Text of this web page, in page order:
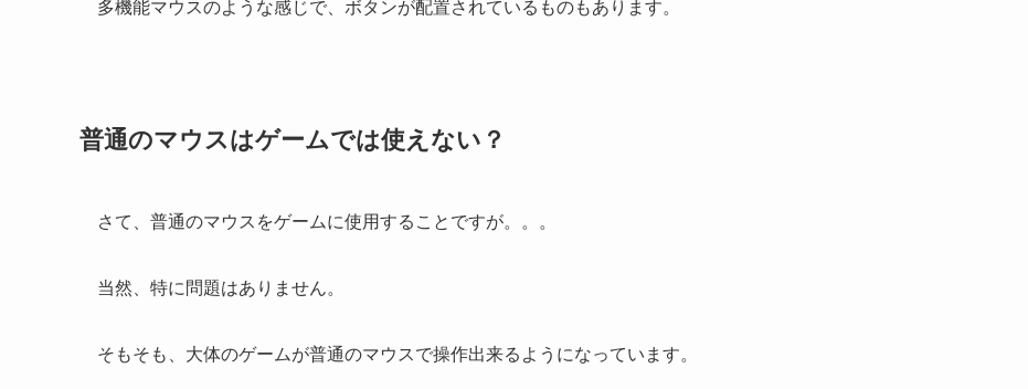
多機能マウスのような感じで、ボタンが配置されているものもあります。
普通のマウスはゲームでは使えない？
さて、普通のマウスをゲームに使用することですが。。。
当然、特に問題はありません。
そもそも、大体のゲームが普通のマウスで操作出来るようになっています。